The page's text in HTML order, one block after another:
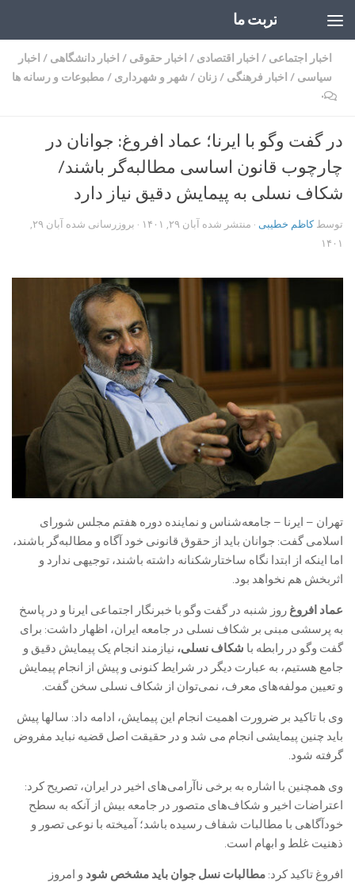
تربت ما
اخبار اجتماعی / اخبار اقتصادی / اخبار حقوقی / اخبار دانشگاهی / اخبار
سیاسی / اخبار فرهنگی /زنان / شهر و شهرداری / مطبوعات و رسانه ها
۰
در گفت وگو با ایرنا؛ عماد افروغ: جوانان در
چارچوب قانون اساسی مطالبه‌گر باشند/
شکاف نسلی به پیمایش دقیق نیاز دارد
توسطکاظم خطیبی · منتشر شده آبان ۲۹, ۱۴۰۱ · بروزرسانی شده
آبان ۲۹,
۱۴۰۱
تهران – ایرنا – جامعه‌شناس و نماینده دوره هفتم مجلس شورای
اسلامی گفت: جوانان باید از حقوق قانونی خود آگاه و مطالبه‌گر باشند،
اما اینکه از ابتدا نگاه ساختارشکنانه داشته باشند، توجیهی ندارد و
اثربخش هم نخواهد بود.
عماد افروغ روز شنبه در گفت وگو با خبرنگار اجتماعی ایرنا و در پاسخ
به پرسشی مبنی بر شکاف نسلی در جامعه ایران، اظهار داشت: برای
گفت وگو در رابطه با شکاف نسلی، نیازمند انجام یک پیمایش دقیق و
جامع هستیم، به عبارت دیگر در شرایط کنونی و پیش از انجام پیمایش
و تعیین مولفه‌های معرف، نمی‌توان از شکاف نسلی سخن گفت.
وی با تاکید بر ضرورت اهمیت انجام این پیمایش، ادامه داد: سالها پیش
باید چنین پیمایشی انجام می شد و در حقیقت اصل قضیه نباید مفروض
گرفته شود.
وی همچنین با اشاره به برخی ناآرامی‌های اخیر در ایران، تصریح کرد:
اعتراضات اخیر و شکاف‌های متصور در جامعه بیش از آنکه به سطح
خودآگاهی با مطالبات شفاف رسیده باشد؛ آمیخته با نوعی تصور و
ذهنیت غلط و ابهام است.
افروغ تاکید کرد: مطالبات نسل جوان باید مشخص شود و امروز